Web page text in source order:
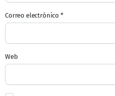
Correo electrónico *
Web